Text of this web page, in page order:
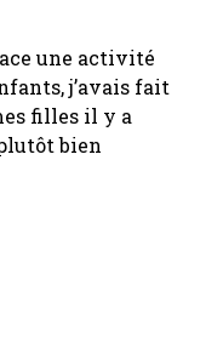
une activité
j’avais fait
filles il y a
bien